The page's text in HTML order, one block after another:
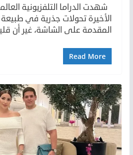
شهدت الدراما التلفزيونية
الأخيرة تحولات جذرية في طبيعة
المقدمة على الشاشة، غير أن
Read More